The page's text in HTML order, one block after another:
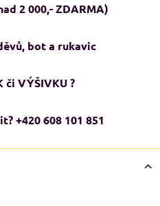
2 000,- ZDARMA)
bot a rukavic
či VÝŠIVKU ?
+420 608 101 851